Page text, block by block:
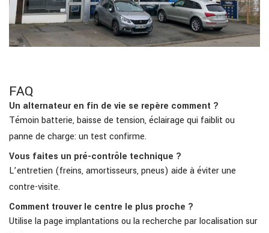
FAQ
Un alternateur en fin de vie se repère comment ?
Témoin batterie, baisse de tension, éclairage qui faiblit ou
panne de charge: un test confirme.
Vous faites un pré-contrôle technique ?
L’entretien (freins, amortisseurs, pneus) aide à éviter une
contre-visite.
Comment trouver le centre le plus proche ?
Utilise la page implantations ou la recherche par localisation sur